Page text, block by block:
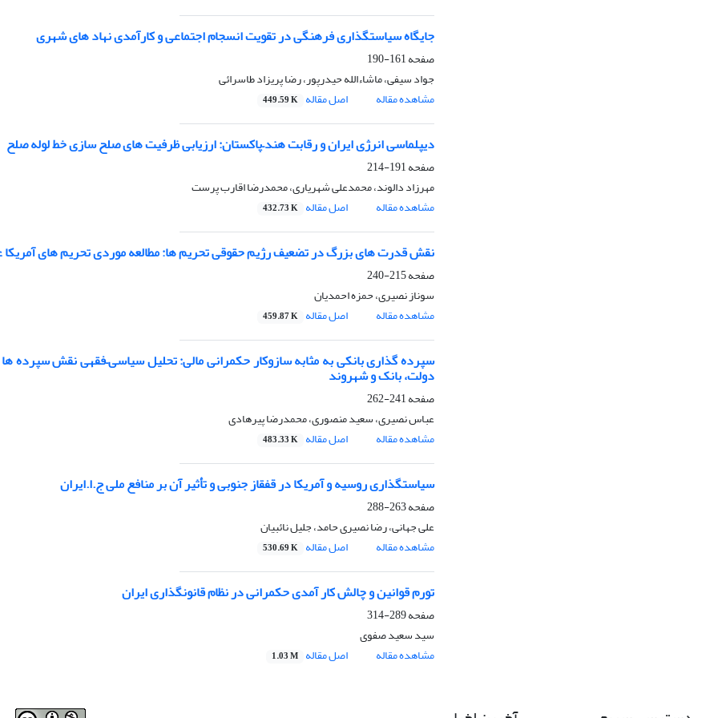
جایگاه سیاستگذاری فرهنگی در تقویت انسجام اجتماعی و کارآمدی نهاد های شهری
صفحه161-190
جواد سیفی، ماشاءالله حیدرپور، رضا پریزاد طاسرائی
مشاهده مقاله
اصل مقاله 449.59 K
دیپلماسی انرژی ایران و رقابت هند–پاکستان: ارزیابی ظرفیت‌ های صلح‌ سازیخط لوله صلح
صفحه191-214
مهرزاد دالوند، محمدعلی شهریاری، محمدرضا اقارب پرست
مشاهده مقاله
اصل مقاله 432.73 K
نقش قدرت‌ های بزرگ در تضعیف رژیم حقوقی تحریم‌ ها: مطالعه موردی تحریم‌ های آمریکا
صفحه215-240
سوناز نصیری، حمزه احمدیان
مشاهده مقاله
اصل مقاله 459.87 K
سپرده‌ گذاری بانکی به‌ مثابه سازوکار حکمرانی مالی: تحلیل سیاسی–فقهی نقش سپرده‌ ها
دولت، بانک و شهروند
صفحه241-262
عباس نصیری، سعید منصوری، محمدرضا پیرهادی
مشاهده مقاله
اصل مقاله 483.33 K
سیاستگذاری روسیه و آمریکا در قفقاز جنوبی و تأثیر آن بر منافع ملی ج.ا.ایران
صفحه263-288
علی جهانی، رضا نصیری حامد، جلیل نائبیان
مشاهده مقاله
اصل مقاله 530.69 K
تورم قوانین و چالش کار آمدی حکمرانی در نظام قانونگذاری ایران
صفحه289-314
سید سعید صفوی
مشاهده مقاله
اصل مقاله 1.03 M